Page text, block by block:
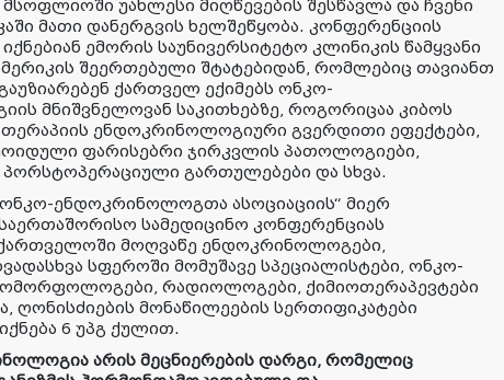
მსოფლიოში უახლესი მიღწევების შესწავლა და ჩვენი
მათი დანერგვის ხელშეწყობა. კონფერენციის
ემორის საუნივერსიტეტო კლინიკის წამყვანი
შეერთებული შტატებიდან, რომლებიც თავიანთ
ქართველ ექიმებს ონკო-
მნიშვნელოვან საკითხებზე, როგორიცაა კიბოს
თერაპიის ენდოკრინოლოგიური გვერდითი ეფექტები,
ფარისებრი ჯირკვლის პათოლოგიები,
გართულებები და სხვა.
ენდოკრინოლოგთა ასოციაციის“ მიერ
სამედიცინო კონფერენციას
მოღვაწე ენდოკრინოლოგები
სფეროში მომუშავე სპეციალისტები ონკო-
რადიოლოგები
ქიმიოთერაპევტები
ღონისძიების მონაწილეების სერთიფიკატები
იქნება 6 უპგ ქულით.
არის მეცნიერების დარგი, რომელიც